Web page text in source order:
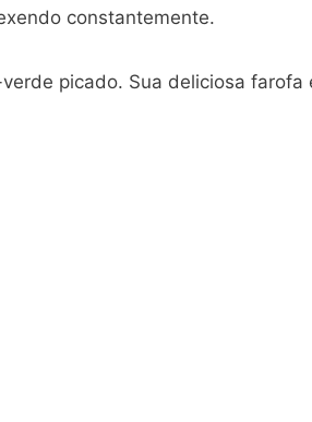
constantemente.
picado. Sua deliciosa farofa